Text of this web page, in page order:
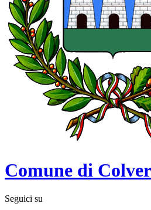
Comune di
Seguici su